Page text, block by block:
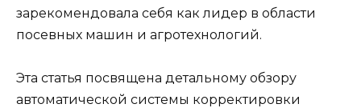
зарекомендовала себя как лидер в области
посевных машин и агротехнологий.
Эта статья посвящена детальному обзору
автоматической системы корректировки